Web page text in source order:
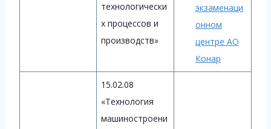
технологически
х процессов и
производств»
экзаменаци
онном
центре АО
Конар
15.02.08
«Технология
машиностроени